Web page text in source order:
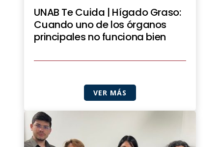
UNAB Te Cuida | Hígado Graso:
Cuando uno de los órganos
principales no funciona bien
VER MÁS